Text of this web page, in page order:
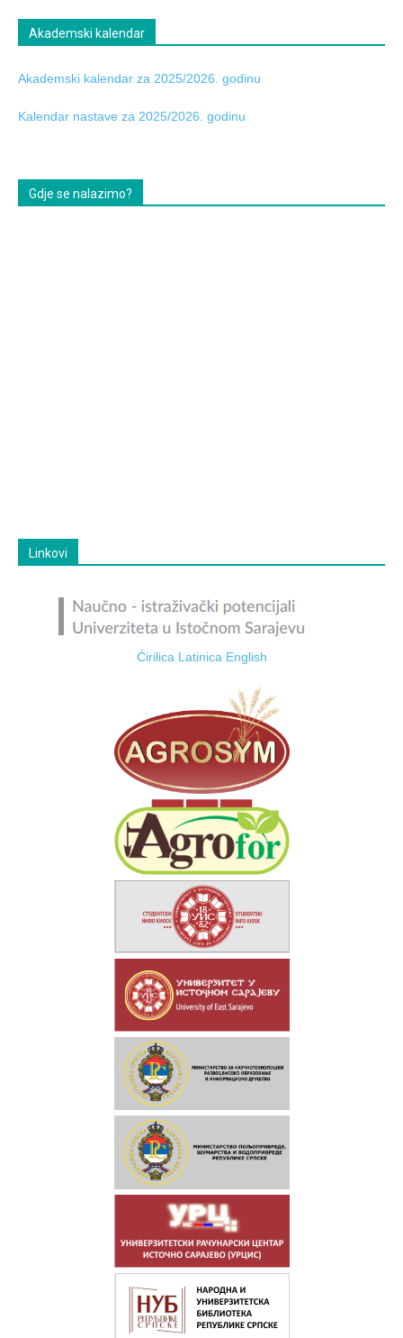
Akademski kalendar
Akademski kalendar za 2025/2026. godinu
Kalendar nastave za 2025/2026. godinu
Gdje se nalazimo?
Linkovi
Ćirilica Latinica English